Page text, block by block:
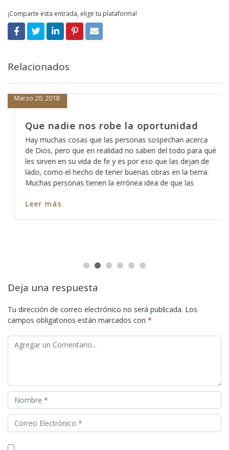
¡Comparte esta entrada, elige tu plataforma!
Relacionados
Que nadie nos robe la oportunidad
Marzo 20, 2018
Hay muchas cosas que las personas sospechan acerca
de Dios, pero que en realidad no saben del todo para qué
les sirven en su vida de fe y es por eso que las dejan de
lado, como el hecho de tener buenas obras en la tierra.
Muchas personas tienen la errónea idea de que las
Leer más
Deja una respuesta
Tu dirección de correo electrónico no será publicada. Los
campos obligatorios están marcados con *